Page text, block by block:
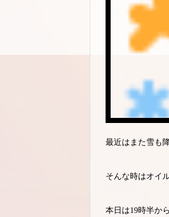
最近はまた雪も
そんな時はオイ
本日は19時半か